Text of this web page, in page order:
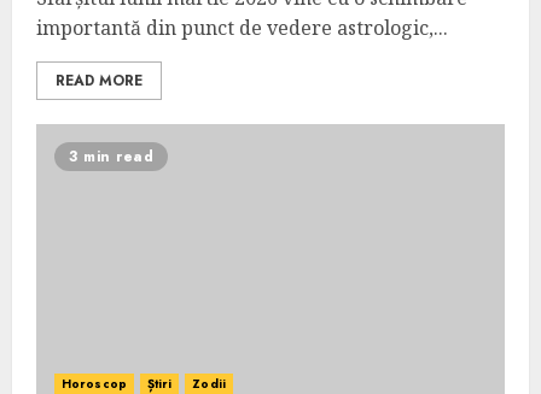
importantă din punct de vedere astrologic,...
READ MORE
3 min read
Horoscop Știri Zodii